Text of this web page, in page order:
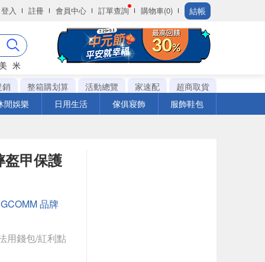
登入 註冊 會員中心 訂單查詢 購物車(0) 結帳
米
銷
整箱購划算 活動總覽 家速配
超商取貨
閒娛樂
日用生活 傢俱寢飾 服飾鞋包
甲保護
GCOMM 品牌
用錢包/紅利點